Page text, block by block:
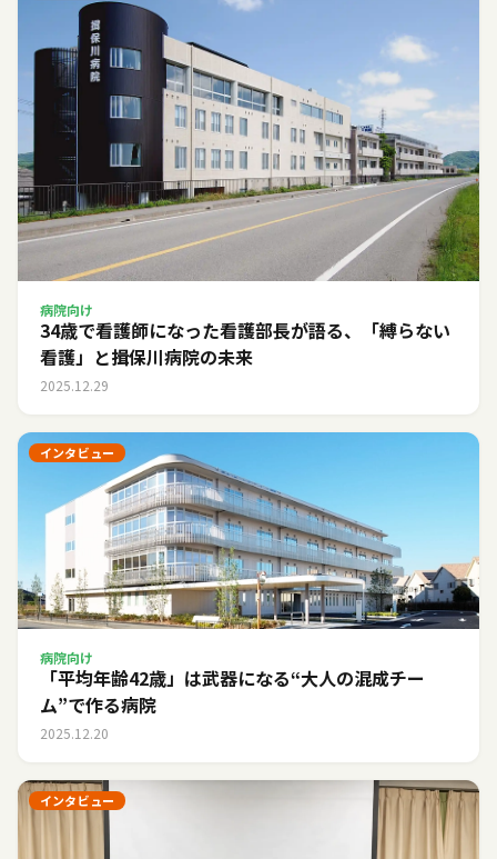
病院向け
34歳で看護師になった看護部長が語る、「縛らない
看護」と揖保川病院の未来
2025.12.29
インタビュー
病院向け
「平均年齢42歳」は武器になる――“大人の混成チー
ム”で作る病院
2025.12.20
インタビュー